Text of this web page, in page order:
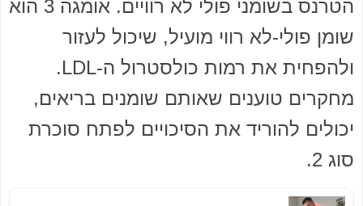
הטרנס בשומני פולי לא רוויים. אומגה 3 הוא
שומן פולי-לא רווי מועיל, שיכול לעזור
ולהפחית את רמות כולסטרול ה-LDL.
מחקרים טוענים שאותם שומנים בריאים,
יכולים להוריד את הסיכויים לפתח סוכרת
סוג 2.